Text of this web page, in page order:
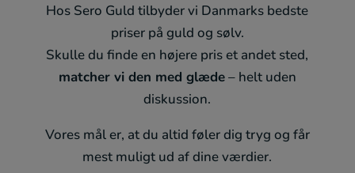
Hos Sero Guld tilbyder vi Danmarks bedste
priser på guld og sølv.
Skulle du finde en højere pris et andet sted,
matcher vi den med glæde– helt uden
diskussion.
Vores mål er, at du altid føler dig tryg og får
mest muligt ud af dine værdier.